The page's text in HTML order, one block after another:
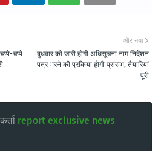
और नया
बुधवार को जारी होगी अधिसूचना नाम निर्देशन
पत्र भरने की प्रकिया होगी प्रारम्भ, तैयारियां
पूरी
चप्पे
report exclusive news